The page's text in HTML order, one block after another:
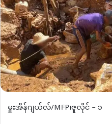
မှူးအိန်ဂျယ်လ်/MFP၊ဇူလိုင် – ၁